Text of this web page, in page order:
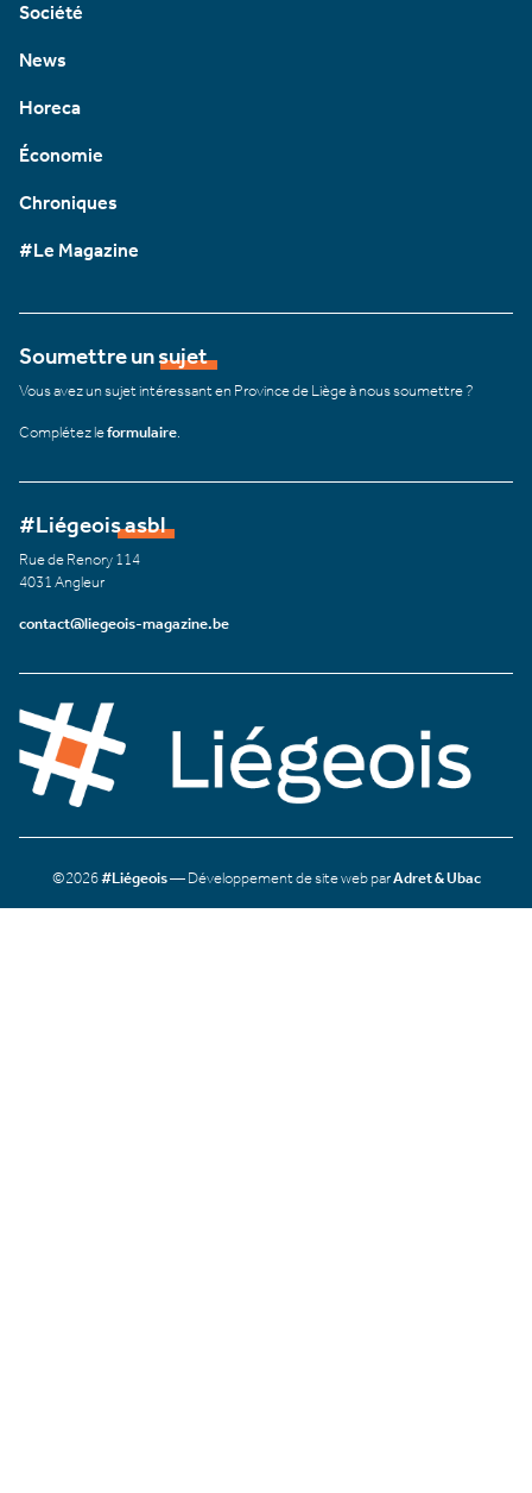
Société
News
Horeca
Économie
Chroniques
#Le Magazine
Soumettre un sujet
Vous avez un sujet intéressant en Province de Liège à nous soumettre ?
Complétez leformulaire
#Liégeois asbl
Rue de Renory 114
4031 Angleur
contact@liegeois-magazine.be
©2026#Liégeois— Développement de site web parAdret & Ubac